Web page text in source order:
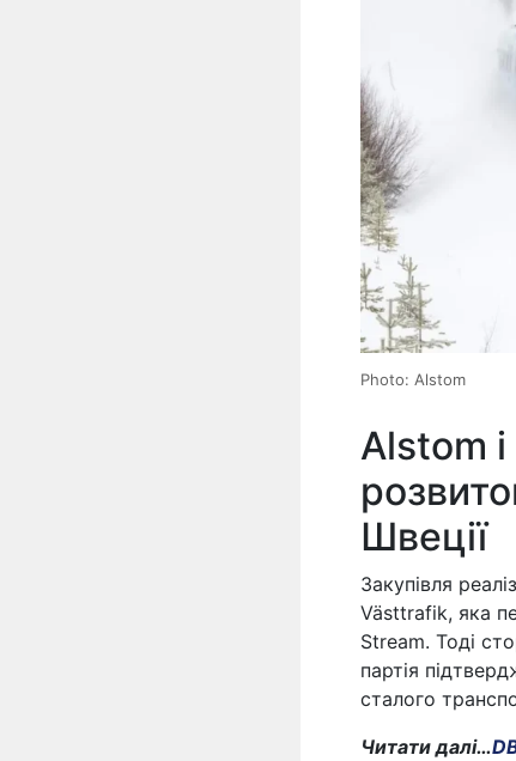
Photo: Alstom
Alstom
Швеції
Закупівля
Västtrafik, яка
Stream. Тоді
партія
сталого
Читати далі…